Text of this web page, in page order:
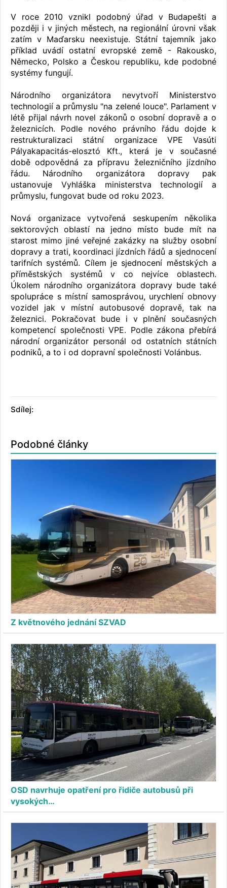
V roce 2010 vznikl podobný úřad v Budapešti a
později i v jiných městech, na regionální úrovni však
zatím v Maďarsku neexistuje. Státní tajemník jako
příklad uvádí ostatní evropské země - Rakousko,
Německo, Polsko a Českou republiku, kde podobné
systémy fungují.
Národního organizátora nevytvoří Ministerstvo
technologií a průmyslu "na zelené louce". Parlament v
létě přijal návrh novel zákonů o osobní dopravě a o
železnicích. Podle nového právního řádu dojde k
restrukturalizaci státní organizace VPE Vasúti
Pályakapacitás-elosztó Kft., která je v současné
době odpovědná za přípravu železničního jízdního
řádu. Národního organizátora dopravy pak
ustanovuje Vyhláška ministerstva technologií a
průmyslu, fungovat bude od roku 2023.
Nová organizace vytvořená seskupením několika
sektorových oblastí na jedno místo bude mít na
starost mimo jiné veřejné zakázky na služby osobní
dopravy a trati, koordinaci jízdních řádů a sjednocení
tarifních systémů. Cílem je sjednocení městských a
příměstských systémů v co nejvíce oblastech.
Úkolem národního organizátora dopravy bude také
spolupráce s místní samosprávou, urychlení obnovy
vozidel jak v místní autobusové dopravě, tak na
železnici. Pokračovat bude i v plnění současných
kompetencí společnosti VPE. Podle zákona přebírá
národní organizátor personál od ostatních státních
podniků, a to i od dopravní společnosti Volánbus.
Sdílej:
Podobné články
Z květnového jednání SZVAD
OSD navrhuje opatření pro řidiče autobusů při
vysokých…